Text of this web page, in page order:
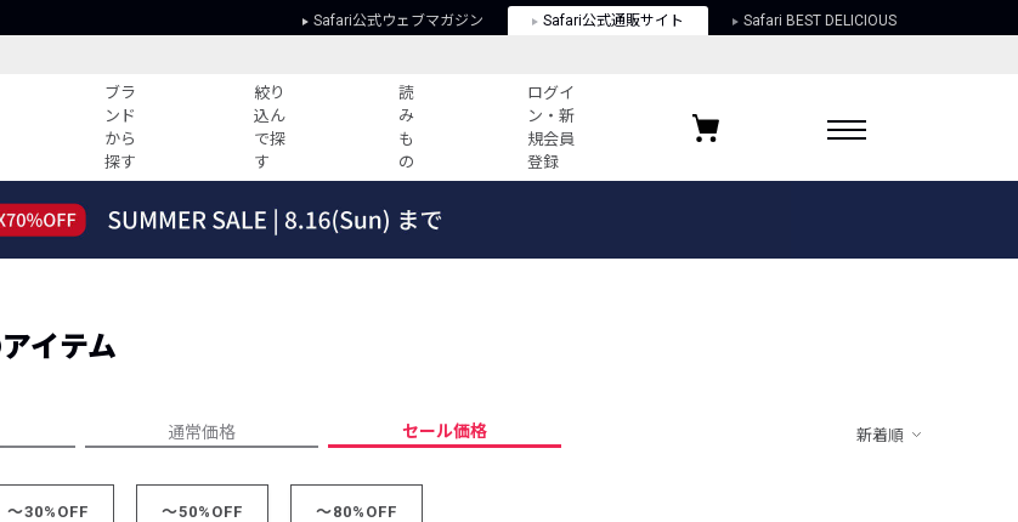
Safari公式ウェブマガジン Safari公式通販サイト Safari BEST DELICIOUS
ブラ
ンド
から
探す
絞り
込ん
で探
す
読
み
も
の
ログイ
ン・新
規会員
登録
すべての記事
ーデ紹介
人気記事ランキング
プライバシーポリシー
お気に入りブランド
イテム
通常価格 セール価格 新着順
～30%OFF ～50%OFF ～80%OFF